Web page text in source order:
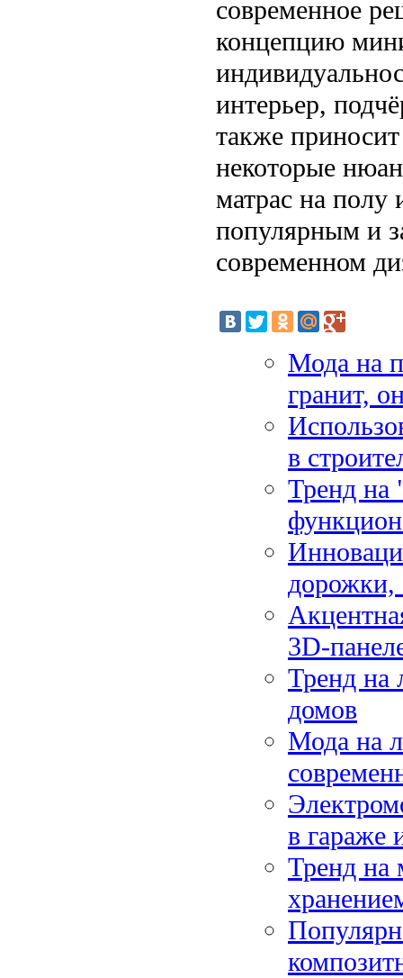
современное
концепцию
интерьер,
также
некоторые
матрас на полу
популярным и
современном
Мода на
гранит,
в
Тренд
дорожки,
3D-
Тренд на
домов
Мода на
в гараже
Тренд на